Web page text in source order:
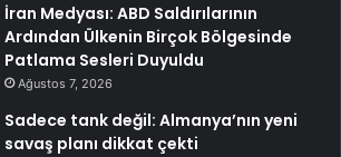
İran Medyası: ABD Saldırılarının
Ardından Ülkenin Birçok Bölgesinde
Patlama Sesleri Duyuldu
Ağustos 7, 2026
Sadece tank değil: Almanya’nın yeni
savaş planı dikkat çekti